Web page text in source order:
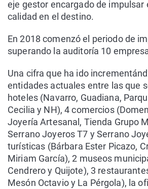
eje gestor encargado de impulsar
calidad en el destino.
En 2018 comenzó el periodo de
superando la auditoría 10
Una cifra que ha ido
entidades actuales entre las que
hoteles (Navarro, Guadiana,
Cecilia y NH), 4 comercios
Joyería Artesanal, Tienda Grupo
Serrano Joyeros T7 y Serrano
turísticas (Bárbara Ester Picazo,
Miriam García), 2 museos
Cendrero y Quijote), 3
Mesón Octavio y La Pérgola), la